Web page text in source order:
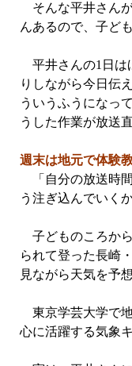
そんな平井さん
んあるので、子ど
平井さんの1日は
りしながら今日伝
ういうふうになっ
うした作業が放送
週末は地元で体験
「自分の放送時
う注ぎ込んでいく
子どものころか
られて登った長崎
見ながら天気を予
東京学芸大学で
心に活躍する気象